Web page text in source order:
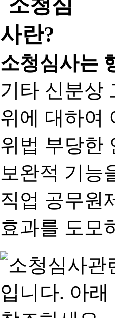
소청심사는
기타 신분상
위에 대하여
위법 부당한
보완적 기능
직업 공무원
효과를 도모